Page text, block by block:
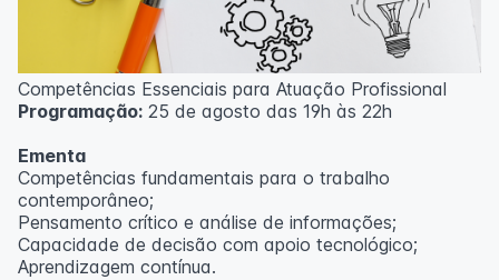
Competências Essenciais para Atuação Profissional
Programação: 25 de agosto das 19h às 22h
Ementa
Competências fundamentais para o trabalho
contemporâneo;
Pensamento crítico e análise de informações;
Capacidade de decisão com apoio tecnológico;
Aprendizagem contínua.